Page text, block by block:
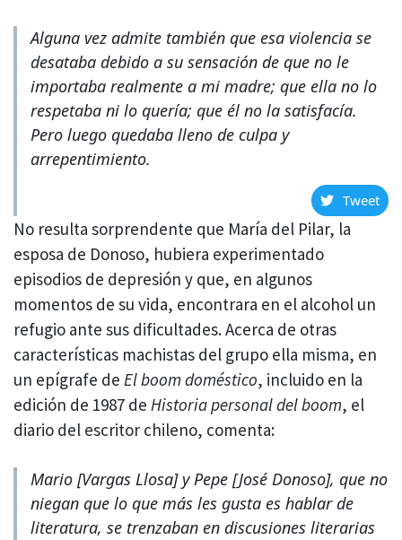
Alguna vez admite también que esa violencia se
desataba debido a su sensación de que no le
importaba realmente a mi madre; que ella no lo
respetaba ni lo quería; que él no la satisfacía.
Pero luego quedaba lleno de culpa y
arrepentimiento.
Tweet
No resulta sorprendente que María del Pilar, la
esposa de Donoso, hubiera experimentado
episodios de depresión y que, en algunos
momentos de su vida, encontrara en el alcohol un
refugio ante sus dificultades. Acerca de otras
características machistas del grupo ella misma, en
un epígrafe de El boom doméstico, incluido en la
edición de 1987 de Historia personal del boom, el
diario del escritor chileno, comenta:
Mario [Vargas Llosa] y Pepe [José Donoso], que no
niegan que lo que más les gusta es hablar de
literatura, se trenzaban en discusiones literarias